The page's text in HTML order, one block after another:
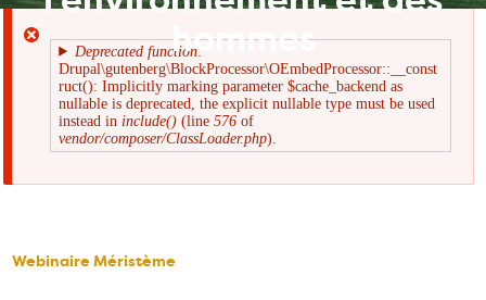
hommes
Message
d'erreur
Deprecated function:
Drupal\gutenberg\BlockProcessor\OEmbedProcessor::__const
ruct(): Implicitly marking parameter $cache_backend as
nullable is deprecated, the explicit nullable type must be used
instead in include() (line576 of
vendor/composer/ClassLoader.php).
Webinaire Méristème